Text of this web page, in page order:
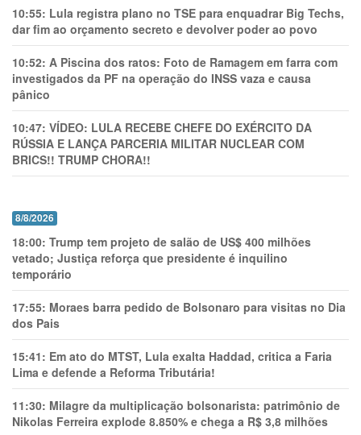
10:55: Lula registra plano no TSE para enquadrar Big Techs,
dar fim ao orçamento secreto e devolver poder ao povo
10:52: A Piscina dos ratos: Foto de Ramagem em farra com
investigados da PF na operação do INSS vaza e causa
pânico
10:47: VÍDEO: LULA RECEBE CHEFE DO EXÉRCITO DA
RÚSSIA E LANÇA PARCERIA MILITAR NUCLEAR COM
BRICS!! TRUMP CHORA!!
8/8/2026
18:00: Trump tem projeto de salão de US$ 400 milhões
vetado; Justiça reforça que presidente é inquilino
temporário
17:55: Moraes barra pedido de Bolsonaro para visitas no Dia
dos Pais
15:41: Em ato do MTST, Lula exalta Haddad, critica a Faria
Lima e defende a Reforma Tributária!
11:30: Milagre da multiplicação bolsonarista: patrimônio de
Nikolas Ferreira explode 8.850% e chega a R$ 3,8 milhões